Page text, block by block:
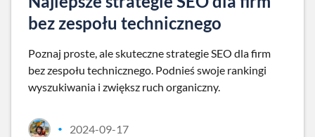
bez zespołu technicznego
Poznaj proste, ale skuteczne strategie SEO dla firm
bez zespołu technicznego. Podnieś swoje rankingi
wyszukiwania i zwiększ ruch organiczny.
• 2024-09-17